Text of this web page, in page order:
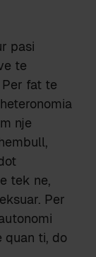
pasi
te
Per fat te
nje
tek ne,
Per
quan ti, do